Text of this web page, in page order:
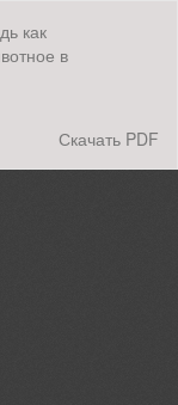
как
в
Скачать
Скачать PDF